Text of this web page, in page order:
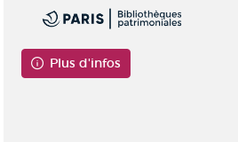
Plus d'infos